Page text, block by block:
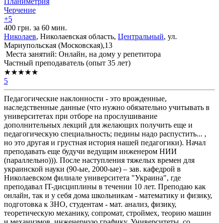
Черчение
+5
400 грн. за 60 мин.
Николаев, Николаевская область, Центральный, ул.
Мариупольская (Московская),13
Места занятий: Онлайн, на дому у репетитора
Частный преподаватель (опыт 35 лет)
★★★★★
5
Педагогические наклонности - это врожденные,
наследственные данные (что нужно обязательно учитывать в
университетах при отборе на прослушивание
дополнительных лекций для желающих получить еще и
педагогическую специальность; педины надо распустить... ,
но это другая и грустная история нашей педагогики). Начал
преподавать еще будучи ведущим инженером НИИ
(параллельно))). После наступления тяжелых времен для
украинской науки (90-ые, 2000-ые) – зав. кафедрой в
Николаевском филиале университета "Украина", где
преподавал IT-дисциплины в течении 10 лет. Преподаю как
онлайн, так и у себя дома школьникам - математику и физику,
подготовка к ЗНО, студентам - мат. анализ, физику,
теоретическую механику, сопромат, строймех, теорию машин